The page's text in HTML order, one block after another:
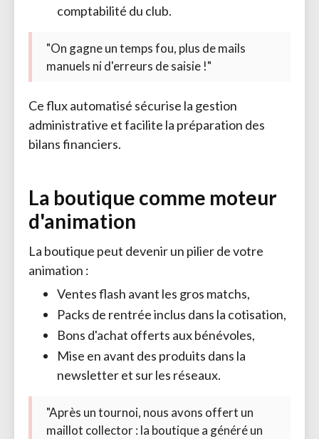
comptabilité du club.
"On gagne un temps fou, plus de mails
manuels ni d'erreurs de saisie !"
Ce flux automatisé sécurise la gestion
administrative et facilite la préparation des
bilans financiers.
La boutique comme moteur
d'animation
La boutique peut devenir un pilier de votre
animation :
Ventes flash avant les gros matchs,
Packs de rentrée inclus dans la cotisation,
Bons d'achat offerts aux bénévoles,
Mise en avant des produits dans la
newsletter et sur les réseaux.
"Après un tournoi, nous avons offert un
maillot collector : la boutique a généré un